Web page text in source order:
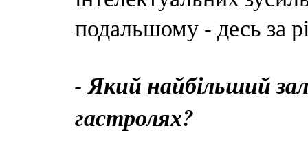
подальшому - десь за
- Який найбільший
гастролях?